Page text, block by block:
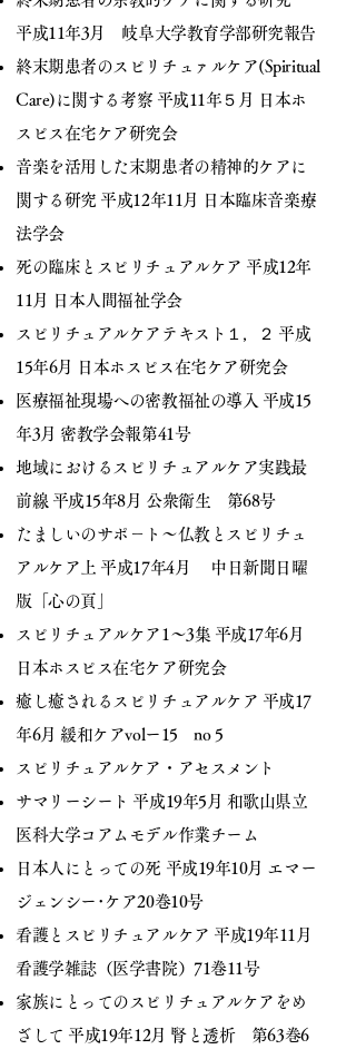
平成11年3月 岐阜大学教育学部研究報告
終末期患者のスピリチュァルケア(Spiritual
Care)に関する考察 平成11年５月 日本ホ
スピス在宅ケア研究会
音楽を活用した末期患者の精神的ケアに
関する研究 平成12年11月 日本臨床音楽療
法学会
死の臨床とスピリチュアルケア 平成12年
11月 日本人間福祉学会
スピリチュアルケアテキスト１，２ 平成
15年6月 日本ホスピス在宅ケア研究会
医療福祉現場への密教福祉の導入 平成15
年3月 密教学会報第41号
地域におけるスピリチュアルケア実践最
前線 平成15年8月 公衆衛生 第68号
たましいのサポ－ト～仏教とスピリチュ
アルケア上 平成17年4月 中日新聞日曜
版「心の頁」
スピリチュアルケア1～3集 平成17年6月
日本ホスピス在宅ケア研究会
癒し癒されるスピリチュアルケア 平成17
年6月 緩和ケアvolー15 no 5
スピリチュアルケア・アセスメント
サマリーシート 平成19年5月 和歌山県立
医科大学コアムモデル作業チーム
日本人にとっての死 平成19年10月 エマー
ジェンシー･ケア20巻10号
看護とスピリチュアルケア 平成19年11月
看護学雑誌（医学書院）71巻11号
家族にとってのスピリチュアルケアをめ
ざして 平成19年12月 腎と透析 第63巻6